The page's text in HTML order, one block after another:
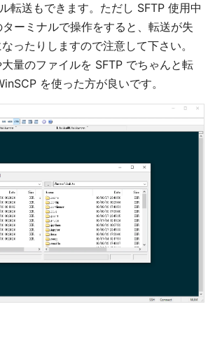
転送もできます。ただし SFTP 使用中
ーミナルで操作をすると、転送が失
ったりしますので注意して下さい。
量のファイルを SFTP でちゃんと転
を使った方が良いです。